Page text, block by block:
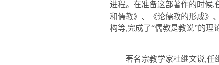
进程。在准备这部著作的时候,
和儒教》、《论儒教的形成》
构等,完成了“儒教是教说”的理
著名宗教学家杜继文说,任